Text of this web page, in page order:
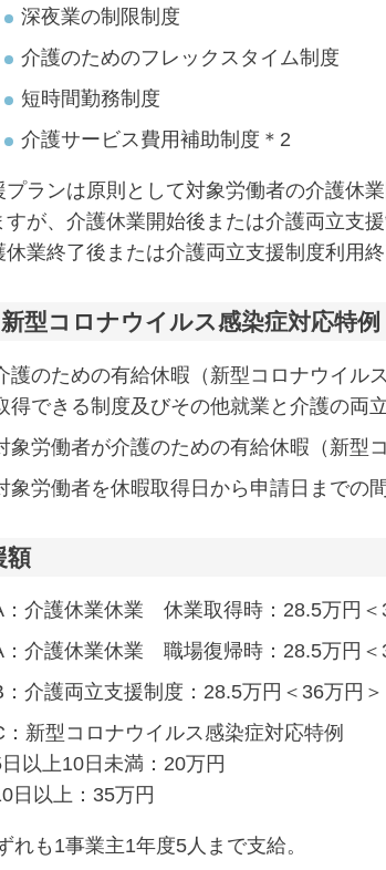
深夜業の制限制度
介護のためのフレックスタイム制度
短時間勤務制度
介護サービス費用補助制度＊2
プランは原則として対象労働者の介護休
すが、介護休業開始後または介護両立支
業終了後または介護両立支援制度利用
型コロナウイルス感染症対応特例
護のための有給休暇（新型コロナウイル
得できる制度及びその他就業と介護の両
象労働者が介護のための有給休暇（新型
象労働者を休暇取得日から申請日までの
額
：介護休業休業 休業取得時：28.5万円＜
：介護休業休業 職場復帰時：28.5万円＜
：介護両立支援制度：28.5万円＜36万円＞
：新型コロナウイルス感染症対応特例
以上10日未満：20万円
日以上：35万円
れも1事業主1年度5人まで支給。